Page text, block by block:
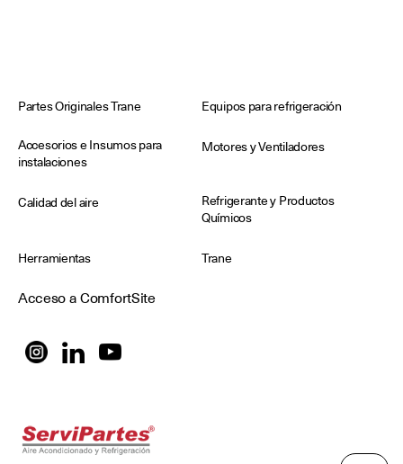
Partes Originales Trane Equipos para refrigeración
Accesorios e Insumos para
instalaciones
Motores y Ventiladores
Calidad del aire
Refrigerante y Productos
Químicos
Herramientas Trane
Acceso a ComfortSite